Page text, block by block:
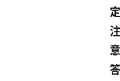
定
注
意
答